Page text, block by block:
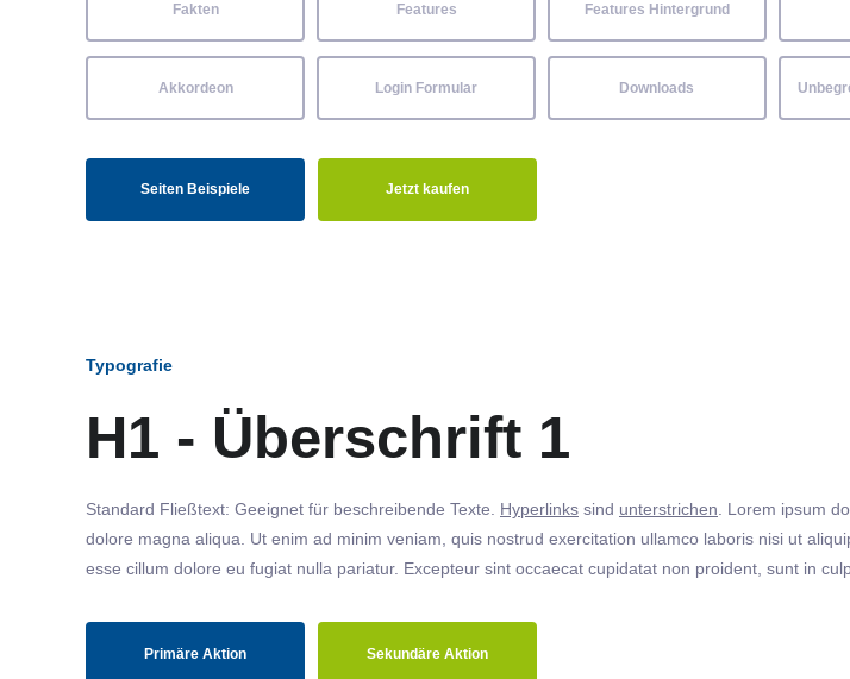
Fakten Features Features Hintergrund
Akkordeon Login Formular Downloads
Seiten Beispiele Jetzt kaufen
Typografie
H1 - Überschrift 1
Standard Fließtext: Geeignet für beschreibende Texte. Hyperlinks sind unterstrichen . Lorem ipsum
dolore magna aliqua. Ut enim ad minim veniam, quis nostrud exercitation ullamco laboris nisi ut
esse cillum dolore eu fugiat nulla pariatur. Excepteur sint occaecat cupidatat non proident, sunt in
Primäre Aktion Sekundäre Aktion